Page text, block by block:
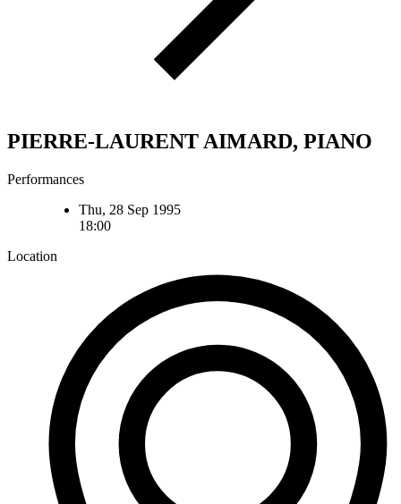
PIERRE-LAURENT AIMARD, PIANO
Performances
Thu, 28 Sep 1995
18:00
Location